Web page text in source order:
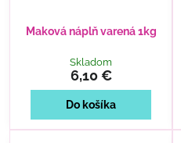
Maková náplň varená 1kg
Skladom
6,10 €
Do košíka